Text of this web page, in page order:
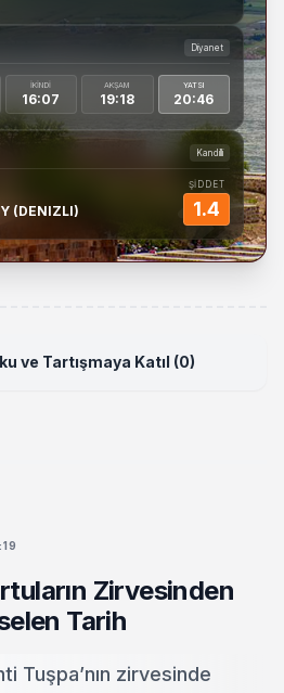
Diyanet
İKINDI
16:07
AKŞAM
19:18
YATSI
20:46
Kandilli
(DENIZLI)
ŞİDDET
1.4
ve Tartışmaya Katıl (0)
Zirvesinden
Tarih
Tuşpa’nın zirvesinde